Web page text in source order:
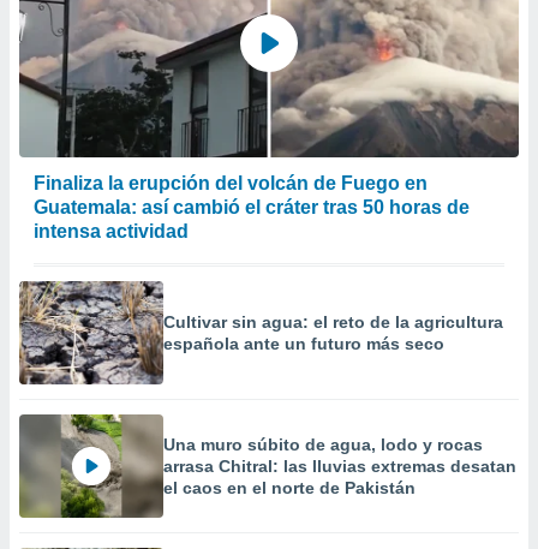
Finaliza la erupción del volcán de Fuego en
Guatemala: así cambió el cráter tras 50 horas de
intensa actividad
Cultivar sin agua: el reto de la agricultura
española ante un futuro más seco
Una muro súbito de agua, lodo y rocas
arrasa Chitral: las lluvias extremas desatan
el caos en el norte de Pakistán